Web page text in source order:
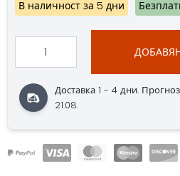
В наличност за 5 дни
Доставка 1 - 4 дни.
21.08.